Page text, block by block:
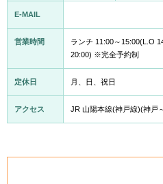
E-MAIL
営業時間
ランチ 11:00～15:00(L.O
20:00) ※完全予約制
定休日 月、日、祝日
アクセス JR 山陽本線(神戸線)(神戸